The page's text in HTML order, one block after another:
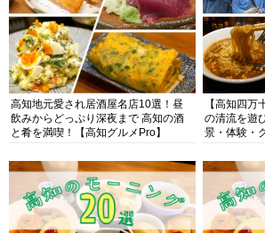
高知地元愛され居酒屋名店10選！昼
飲みからどっぷり深夜まで 高知の酒
と肴を満喫！【高知グルメPro】
【高知四
の清流を遊
景・体験・